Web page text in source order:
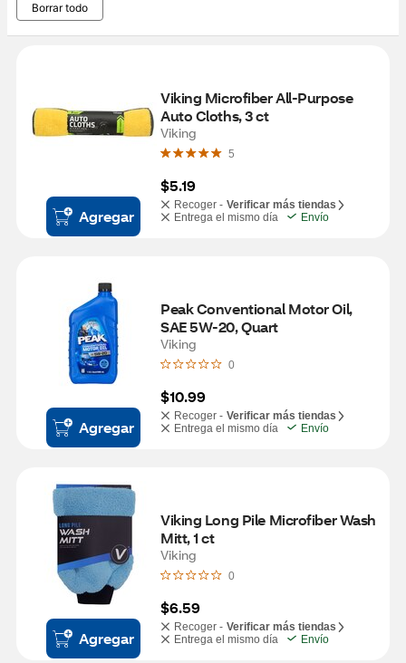
Borrar todo
Agregar
Viking Microfiber All-Purpose
Auto Cloths, 3 ct
Viking
5
$5.19
Recoger - Verificar más tiendas
Entrega el mismo día
Envío
Agregar
Peak Conventional Motor Oil,
SAE 5W-20, Quart
Viking
0
$10.99
Recoger - Verificar más tiendas
Entrega el mismo día
Envío
Agregar
Viking Long Pile Microfiber Wash
Mitt, 1 ct
Viking
0
$6.59
Recoger - Verificar más tiendas
Entrega el mismo día
Envío